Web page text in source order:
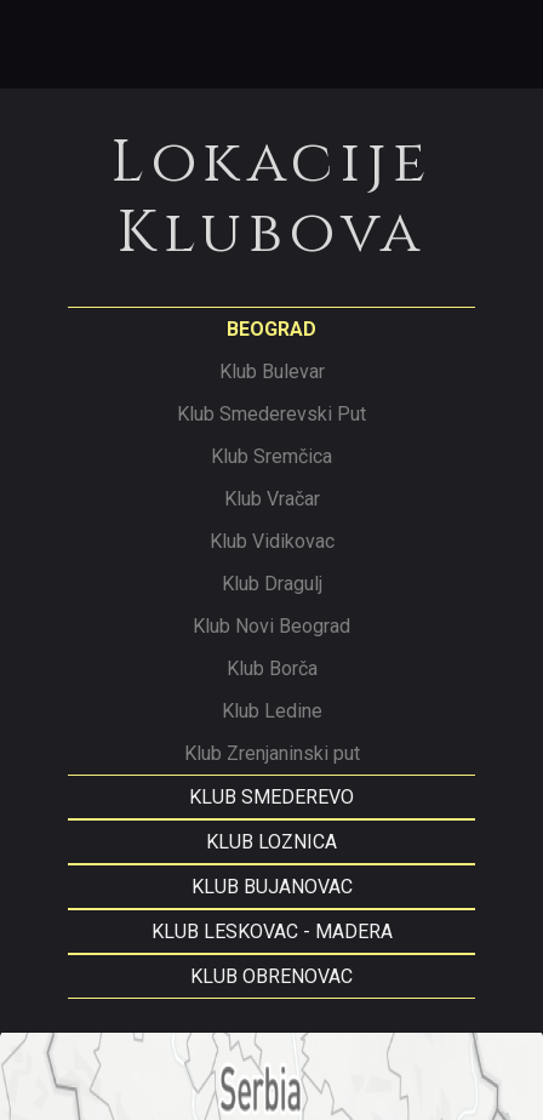
Lokacije
Klubova
BEOGRAD
Klub Bulevar
Klub Smederevski Put
Klub Sremčica
Klub Vračar
Klub Vidikovac
Klub Dragulj
Klub Novi Beograd
Klub Borča
Klub Ledine
Klub Zrenjaninski put
KLUB SMEDEREVO
KLUB LOZNICA
KLUB BUJANOVAC
KLUB LESKOVAC - MADERA
KLUB OBRENOVAC